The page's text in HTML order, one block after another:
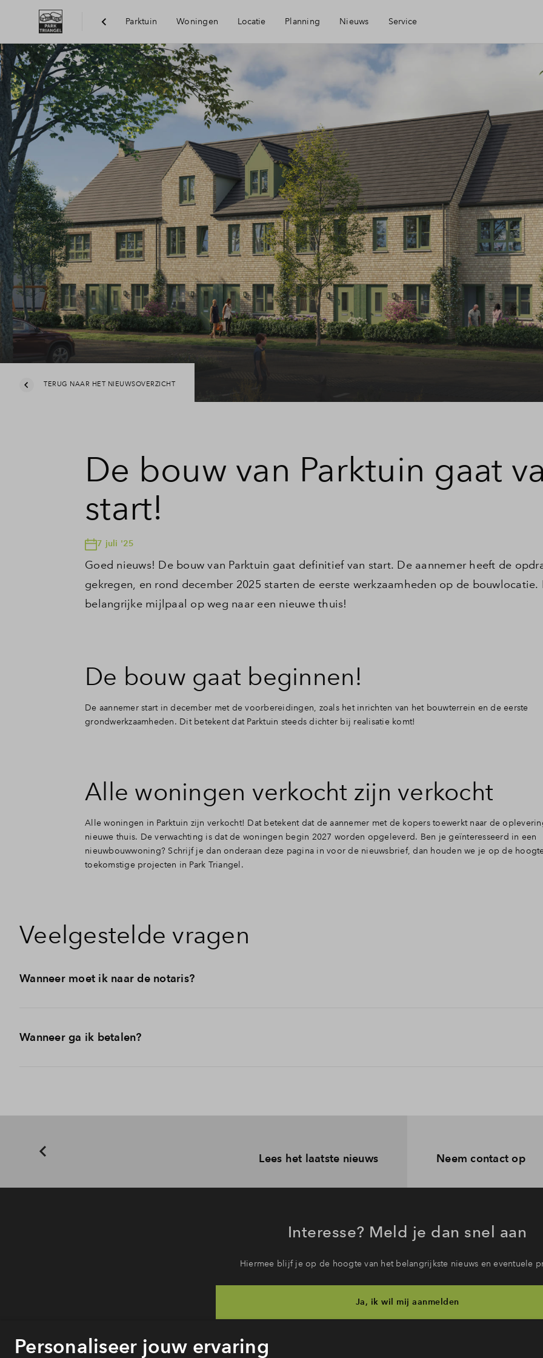
Parktuin Woningen Locatie
Bereikbaarheid
Voorzieningen
Duurzaamheid
Planning Nieuws Service
Mijn Eigen Huis
Financiele check
Financiering
Woning kopen
Veelgestelde vragen
Toewijzing
Contact
TERUG NAAR HET NIEUWSOVERZICHT
De bouw van Parktuin gaat
start!
7 juli '25
Goed nieuws! De bouw van Parktuin gaat definitief van start. De aannemer heeft de
gekregen, en rond december 2025 starten de eerste werkzaamheden op de bouwlocatie.
belangrijke mijlpaal op weg naar een nieuwe thuis!
De bouw gaat beginnen!
De aannemer start in december met de voorbereidingen, zoals het inrichten van het bouwterrein en de eerste
grondwerkzaamheden. Dit betekent dat Parktuin steeds dichter bij realisatie komt!
Alle woningen verkocht zijn verkocht
Alle woningen in Parktuin zijn verkocht! Dat betekent dat de aannemer met de kopers toewerkt naar de
nieuwe thuis. De verwachting is dat de woningen begin 2027 worden opgeleverd. Ben je geïnteresseerd in een
nieuwbouwwoning? Schrijf je dan onderaan deze pagina in voor de nieuwsbrief, dan houden we je op de
toekomstige projecten in Park Triangel.
Veelgestelde vragen
Wanneer moet ik naar de notaris?
Nu het project definitief van start gaat, ontvang je op korte termijn een uitnodiging van de notaris zodra alle documenten
Wanneer ga ik betalen?
Lees het laatste nieuws Neem contact op
Interesse? Meld je dan snel aan
Hiermee blijf je op de hoogte van het belangrijkste nieuws en eventuele
Ja, ik wil mij aanmelden
Heb je een vraag en wil je direct antwoord? Bel ons op